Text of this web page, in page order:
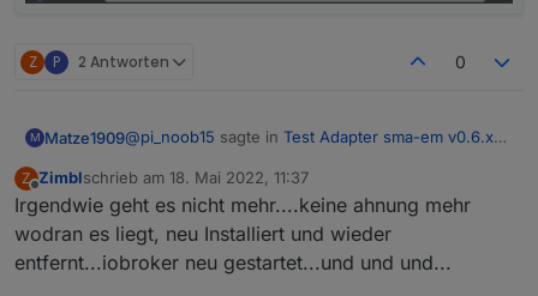
Z P 2 Antworten 0
M Matze1909@pi_noob15 sagte in Test Adapter sma-em v0.6.x
@matze1909ja theoretisch... wobei immer nur
eines der beiden aktiv ist.
Entweder einspeisen oder beziehen.
Danke...bei mir läuft das eigentlich ganz gut. Die
Werte, die Alexa ansagt stimmen oft zu 100% mit
Z
Offline
Zimblschrieb am 18. Mai 2022, 11:37
zuletzt editiert von
Irgendwie geht es nicht mehr....keine ahnung mehr
wodran es liegt, neu Installiert und wieder
entfernt...iobroker neu gestartet...und und und...